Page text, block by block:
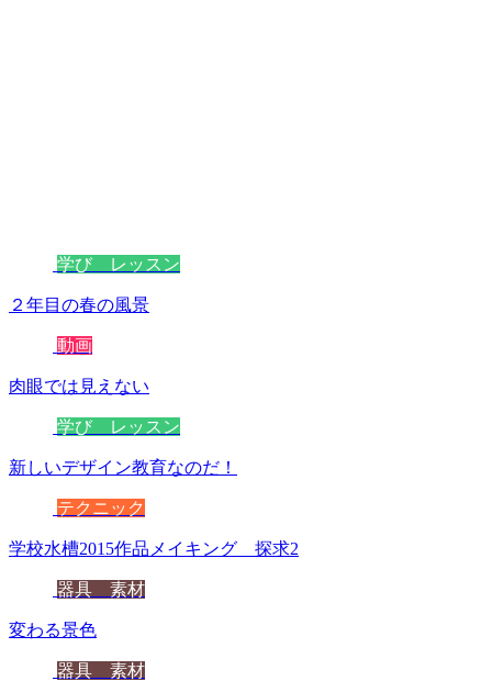
学び レッスン
２年目の春の風景
動画
肉眼では見えない
学び レッスン
新しいデザイン教育なのだ！
テクニック
学校水槽2015作品メイキング 探求2
器具 素材
変わる景色
器具 素材